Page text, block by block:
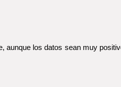
aunque los datos sean muy